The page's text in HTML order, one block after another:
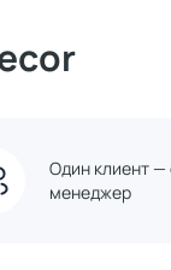
Один клиент —
менеджер